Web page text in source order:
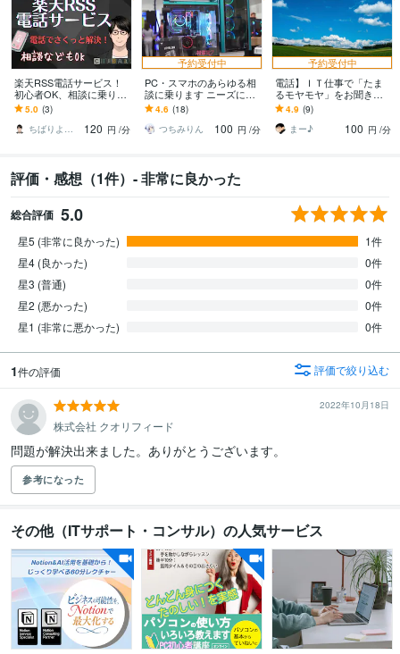
楽天RSS電話サービス！
初心者OK、相談に乗りま
す いつでも好きなタイミ
ングでさくっと対応しま
す！！
5.0 (3)
ちばりよ＠株専業デイトレーダー
120 円 /分
予約受付中
PC・スマホのあらゆる相
談に乗ります ニーズに合
わせて迅速に問題解決を
致します。
4.6 (18)
つちみりん
100 円 /分
予約受付中
電話】ＩＴ仕事で「たま
るモヤモヤ」をお聞きし
ます ちょっとデトックス
しませんか？愚痴、悩み
なんでもＯＫ！
4.9 (9)
まー♪
100 円 /分
評価・感想（1件）- 非常に良かった
総合評価 5.0
星5 (非常に良かった)
1件
星4 (良かった)
0件
星3 (普通)
0件
星2 (悪かった)
0件
星1 (非常に悪かった)
0件
1件の評価 評価で絞り込む
2022年10月18日
株式会社 クオリフィード
問題が解決出来ました。ありがとうございます。
参考になった
その他（ITサポート・コンサル）の人気サービス